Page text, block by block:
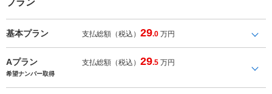
基本プラン 支払総額（税込）29.0 万円
Aプラン 支払総額（税込）29.5 万円
希望ナンバー取得